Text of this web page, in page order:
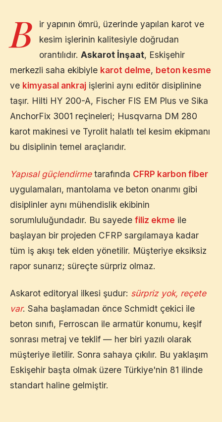
B
ir yapının ömrü, üzerinde yapılan karot ve
kesim işlerinin kalitesiyle doğrudan
orantılıdır. Askarot İnşaat, Eskişehir
merkezli saha ekibiyle karot delme, beton kesme
ve kimyasal ankraj işlerini aynı editör disiplinine
taşır. Hilti HY 200-A, Fischer FIS EM Plus ve Sika
AnchorFix 3001 reçineleri; Husqvarna DM 280
karot makinesi ve Tyrolit halatlı tel kesim ekipmanı
bu disiplinin temel araçlarıdır.
Yapısal güçlendirmetarafında CFRP karbon fiber
uygulamaları, mantolama ve beton onarımı gibi
disiplinler aynı mühendislik ekibinin
sorumluluğundadır. Bu sayede filiz ekme ile
başlayan bir projeden CFRP sargılamaya kadar
tüm iş akışı tek elden yönetilir. Müşteriye eksiksiz
rapor sunarız; süreçte sürpriz olmaz.
Askarot editoryal ilkesi şudur: sürpriz yok, reçete
var. Saha başlamadan önce Schmidt çekici ile
beton sınıfı, Ferroscan ile armatür konumu, keşif
sonrası metraj ve teklif — her biri yazılı olarak
müşteriye iletilir. Sonra sahaya çıkılır. Bu yaklaşım
Eskişehir başta olmak üzere Türkiye'nin 81 ilinde
standart haline gelmiştir.